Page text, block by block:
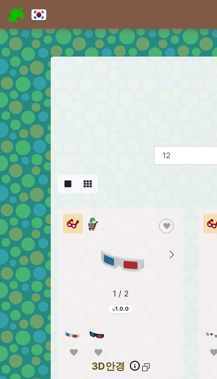
1 / 2
1.0.0
3D안경